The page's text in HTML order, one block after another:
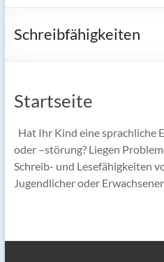
Schreibfähigkeiten
Startseite
Hat Ihr Kind eine sprachliche
oder –störung? Liegen
Schreib- und Lesefähigkeiten
Jugendlicher oder